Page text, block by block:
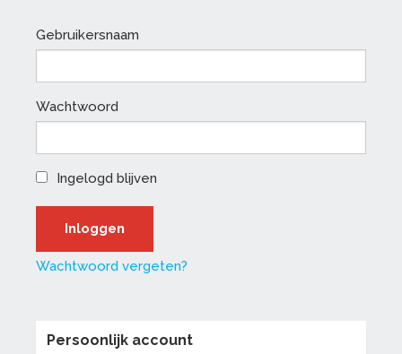
Gebruikersnaam
Wachtwoord
Ingelogd blijven
Wachtwoord vergeten?
Persoonlijk account